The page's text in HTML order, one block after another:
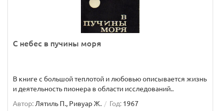
С небес в пучины моря
В книге с большой теплотой и любовью описывается жизнь
и деятельность пионера в области исследований..
Автор: Лятиль П., Ривуар Ж. Год: 1967